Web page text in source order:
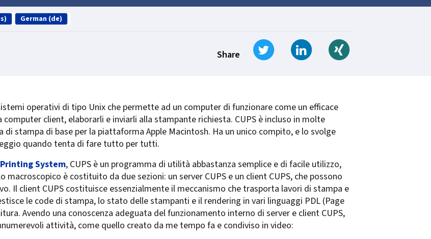
German (de)
Share
Tweet Share on LinkedIn
operativi di tipo Unix che permette ad un computer di funzionare come un efficace
client, elaborarli e inviarli alla stampante richiesta. CUPS è incluso in molte
stampa di base per la piattaforma Apple Macintosh. Ha un unico compito, e lo svolge
quando tenta di fare tutto per tutti.
System, CUPS è un programma di utilità abbastanza semplice e di facile utilizzo,
macroscopico è costituito da due sezioni: un server CUPS e un client CUPS, che possono
Il client CUPS costituisce essenzialmente il meccanismo che trasporta lavori di stampa e
le code di stampa, lo stato delle stampanti e il rendering in vari linguaggi PDL (Page
Avendo una conoscenza adeguata del funzionamento interno di server e client CUPS,
attività, come quello creato da me tempo fa e condiviso in video: